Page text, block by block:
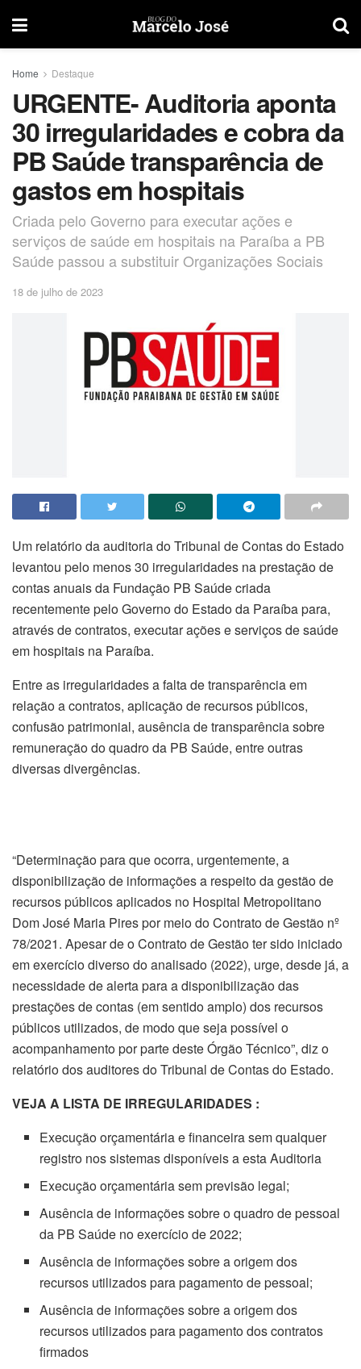
Home Destaque
URGENTE- Auditoria aponta
30 irregularidades e cobra da
PB Saúde transparência de
gastos em hospitais
Criada pelo Governo para executar ações e
serviços de saúde em hospitais na Paraíba a PB
Saúde passou a substituir Organizações Sociais
18 de julho de 2023
Um relatório da auditoria do Tribunal de Contas do Estado
levantou pelo menos 30 irregularidades na prestação de
contas anuais da Fundação PB Saúde criada
recentemente pelo Governo do Estado da Paraíba para,
através de contratos, executar ações e serviços de saúde
em hospitais na Paraíba.
Entre as irregularidades a falta de transparência em
relação a contratos, aplicação de recursos públicos,
confusão patrimonial, ausência de transparência sobre
remuneração do quadro da PB Saúde, entre outras
diversas divergências.
“Determinação para que ocorra, urgentemente, a
disponibilização de informações a respeito da gestão de
recursos públicos aplicados no Hospital Metropolitano
Dom José Maria Pires por meio do Contrato de Gestão nº
78/2021. Apesar de o Contrato de Gestão ter sido iniciado
em exercício diverso do analisado (2022), urge, desde já, a
necessidade de alerta para a disponibilização das
prestações de contas (em sentido amplo) dos recursos
públicos utilizados, de modo que seja possível o
acompanhamento por parte deste Órgão Técnico”, diz o
relatório dos auditores do Tribunal de Contas do Estado.
VEJA A LISTA DE IRREGULARIDADES :
Execução orçamentária e financeira sem qualquer
registro nos sistemas disponíveis a esta Auditoria
Execução orçamentária sem previsão legal;
Ausência de informações sobre o quadro de pessoal
da PB Saúde no exercício de 2022;
Ausência de informações sobre a origem dos
recursos utilizados para pagamento de pessoal;
Ausência de informações sobre a origem dos
recursos utilizados para pagamento dos contratos
firmados